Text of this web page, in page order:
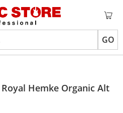
GO
Royal Hemke Organic Alt